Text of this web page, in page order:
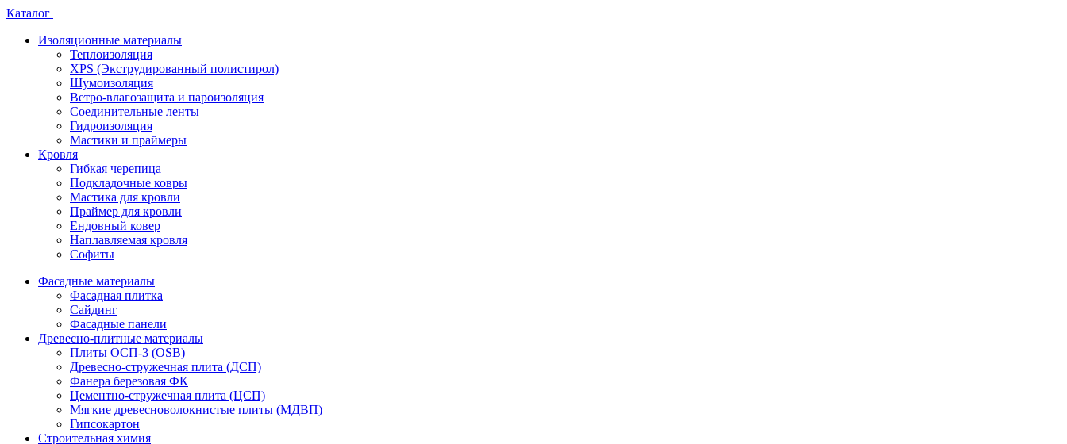
Каталог
Изоляционные материалы
Теплоизоляция
XPS (Экструдированный полистирол)
Шумоизоляция
Ветро-влагозащита и пароизоляция
Соединительные ленты
Гидроизоляция
Мастики и праймеры
Кровля
Гибкая черепица
Подкладочные ковры
Мастика для кровли
Праймер для кровли
Ендовный ковер
Наплавляемая кровля
Софиты
Фасадные материалы
Фасадная плитка
Сайдинг
Фасадные панели
Древесно-плитные материалы
Плиты ОСП-3 (OSB)
Древесно-стружечная плита (ДСП)
Фанера березовая ФК
Цементно-стружечная плита (ЦСП)
Мягкие древесноволокнистые плиты (МДВП)
Гипсокартон
Строительная химия